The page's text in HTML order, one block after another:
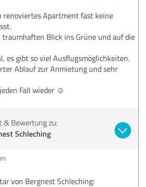
renoviertes Apartment fast keine
traumhaften Blick ins Grüne und auf die
es gibt so viel Ausflugsmöglichkeiten.
Ablauf zur Anmietung und sehr
Fall wieder ☺️
& Bewertung zu:
Schleching
von Bergnest Schleching: